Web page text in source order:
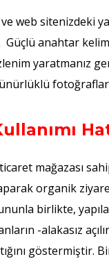
ve web
anahtar
yaratmanız
fotoğraflar
mağazası
organik
birlikte,
-alakasız
göstermiştir.